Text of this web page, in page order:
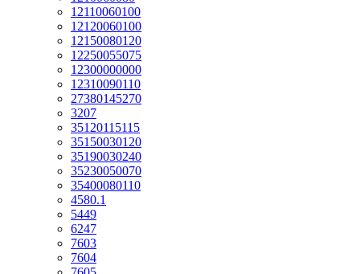
12110060100
12120060100
12150080120
12250055075
12300000000
12310090110
27380145270
3207
35120115115
35150030120
35190030240
35230050070
35400080110
4580.1
5449
6247
7603
7604